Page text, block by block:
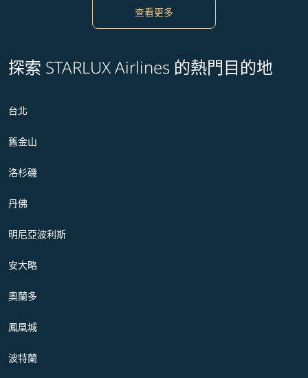
查看更多
探索 STARLUX Airlines 的熱門目的地
台北
舊金山
洛杉磯
丹佛
明尼亞波利斯
安大略
奧蘭多
鳳凰城
波特蘭